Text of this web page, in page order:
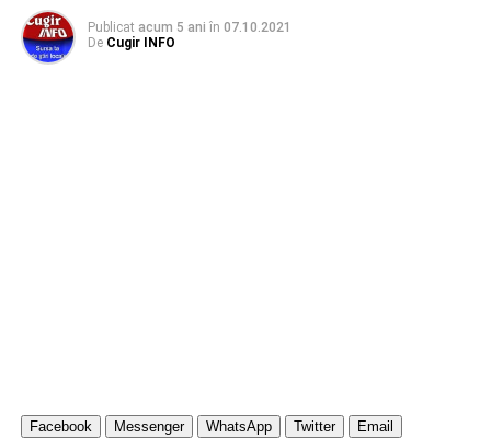
Publicat acum 5 ani în 07.10.2021
De Cugir INFO
Facebook Messenger WhatsApp Twitter Email